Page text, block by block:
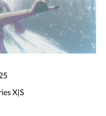
X|S